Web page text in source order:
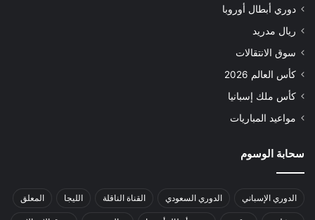
دوري أبطال أوروبا
ريال مدريد
سوق الانتقالات
كأس العالم 2026
كأس ملك إسبانيا
مواعيد المباريات
سحابة الوسوم
الدوري الإسباني الدوري السعودي القناة الناقلة الليجا المعلق